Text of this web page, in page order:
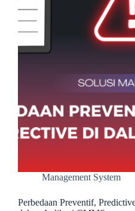
Management System
Perbedaan Preventif,